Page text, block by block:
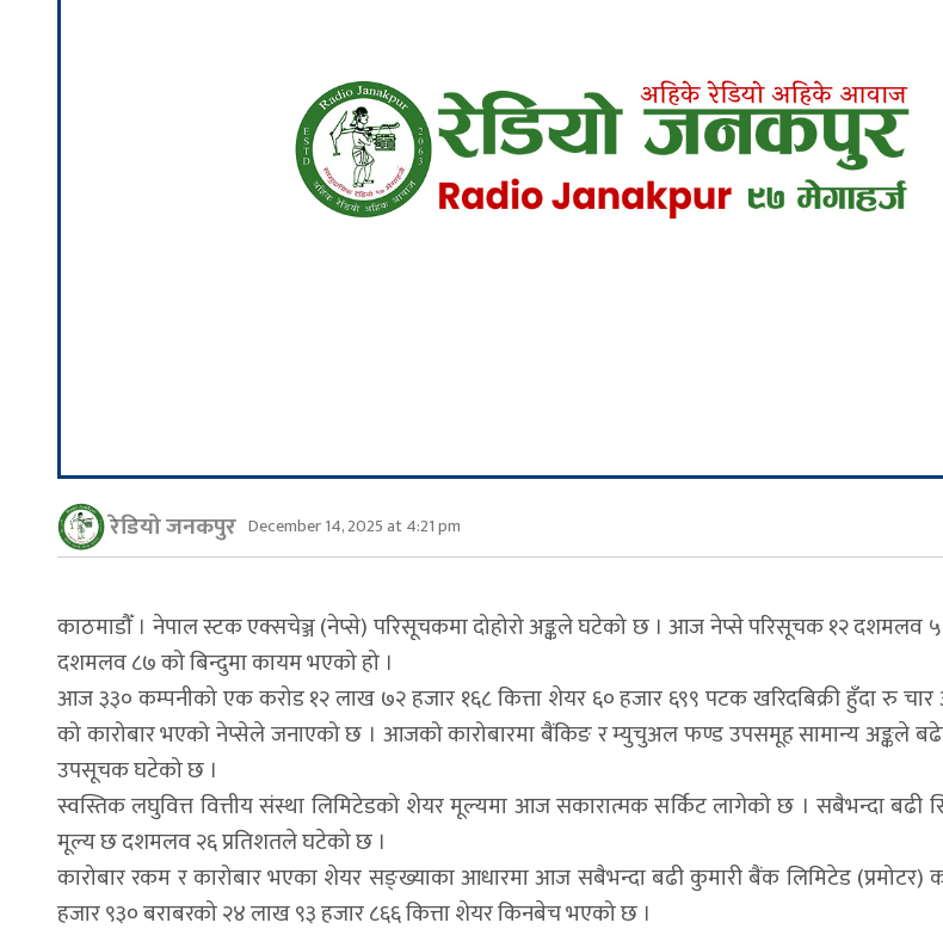
रेडियो जनकपुर December 14, 2025 at 4:21 pm
काठमाडौँ । नेपाल स्टक एक्सचेञ्ज (नेप्से) परिसूचकमा दोहोरो अङ्कले घटेको छ । आज नेप्से परिसूचक १२ दशमलव
दशमलव ८७ को बिन्दुमा कायम भएको हो ।
आज ३३० कम्पनीको एक करोड १२ लाख ७२ हजार १६८ कित्ता शेयर ६० हजार ६९९ पटक खरिदबिक्री हुँदा रु
को कारोबार भएको नेप्सेले जनाएको छ । आजको कारोबारमा बैंकिङ र म्युचुअल फण्ड उपसमूह सामान्य
उपसूचक घटेको छ ।
स्वस्तिक लघुवित्त वित्तीय संस्था लिमिटेडको शेयर मूल्यमा आज सकारात्मक सर्किट लागेको छ । सबैभन्दा बढी
मूल्य छ दशमलव २६ प्रतिशतले घटेको छ ।
कारोबार रकम र कारोबार भएका शेयर सङ्ख्याका आधारमा आज सबैभन्दा बढी कुमारी बैंक लिमिटेड
हजार ९३० बराबरको २४ लाख ९३ हजार ८६६ कित्ता शेयर किनबेच भएको छ ।